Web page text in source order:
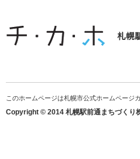
このホームページは札幌市公式ホームページ
Copyright © 2014 札幌駅前通まちづく